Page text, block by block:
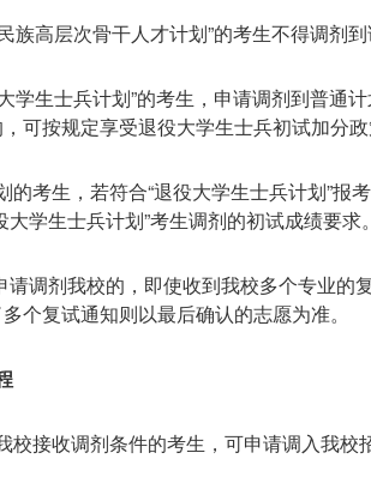
族高层次骨干人才计划”的考生不得调剂
学生士兵计划”的考生，申请调剂到普通
可按规定享受退役大学生士兵初试加分
的考生，若符合“退役大学生士兵计划”
大学生士兵计划”考生调剂的初试成绩要求
请调剂我校的，即使收到我校多个专业的
个复试通知则以最后确认的志愿为准。
校接收调剂条件的考生，可申请调入我